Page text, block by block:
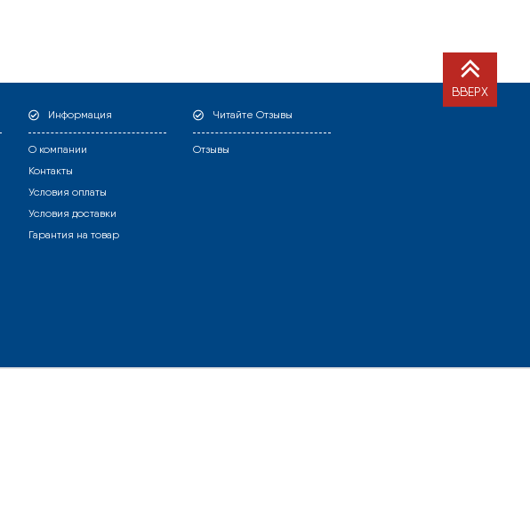
Информация
О компании
Контакты
Условия оплаты
Условия доставки
Гарантия на товар
Читайте Отзывы
Отзывы
ВВЕРХ